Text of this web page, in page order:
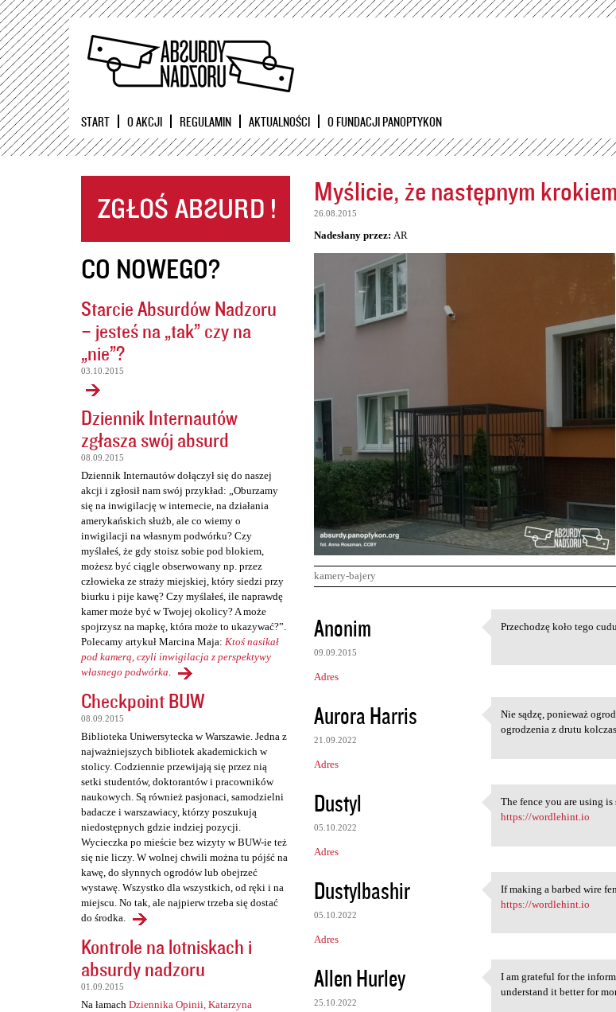
Przejdź
START O AKCJI REGULAMIN AKTUALNOŚCI O FUNDACJI PANOPTYKON
CO NOWEGO?
Starcie Absurdów Nadzoru
– jesteś na „tak” czy na
„nie”?
03.10.2015
Dziennik Internautów
zgłasza swój absurd
08.09.2015
Dziennik Internautów dołączył się do naszej
akcji i zgłosił nam swój przykład: „Oburzamy
się na inwigilację w internecie, na działania
amerykańskich służb, ale co wiemy o
inwigilacji na własnym podwórku? Czy
myślałeś, że gdy stoisz sobie pod blokiem,
możesz być ciągle obserwowany np. przez
człowieka ze straży miejskiej, który siedzi przy
biurku i pije kawę? Czy myślałeś, ile naprawdę
kamer może być w Twojej okolicy? A może
spojrzysz na mapkę, która może to ukazywać?”.
Polecamy artykuł Marcina Maja: Ktoś nasikał
pod kamerą, czyli inwigilacja z perspektywy
własnego podwórka.
Checkpoint BUW
08.09.2015
Biblioteka Uniwersytecka w Warszawie. Jedna z
najważniejszych bibliotek akademickich w
stolicy. Codziennie przewijają się przez nią
setki studentów, doktorantów i pracowników
naukowych. Są również pasjonaci, samodzielni
badacze i warszawiacy, którzy poszukują
niedostępnych gdzie indziej pozycji.
Wycieczka po mieście bez wizyty w BUW-ie też
się nie liczy. W wolnej chwili można tu pójść na
kawę, do słynnych ogrodów lub obejrzeć
wystawę. Wszystko dla wszystkich, od ręki i na
miejscu. No tak, ale najpierw trzeba się dostać
do środka.
Kontrole na lotniskach i
absurdy nadzoru
01.09.2015
Na łamach Dziennika Opinii, Katarzyna
Myślicie, że następnym
26.08.2015
Nadesłany przez: AR
kamery-bajery
K
o
m
e
n
t
r
z
e
Anonim
09.09.2015
Adres
Przechodzę koło
Przechodzę koło tego
Aurora Harris
21.09.2022
Adres
Nie sądzę, ponieważ
Nie sądzę, ponieważ
ogrodzenia z drutu
Dustyl
05.10.2022
Adres
The fence you are
The fence you are using is
https://wordlehint.io
Dustylbashir
05.10.2022
Adres
If making a barbed
If making a barbed wire
https://wordlehint.io
Allen Hurley
25.10.2022
I am grateful for the
I am grateful for the
understand it better for